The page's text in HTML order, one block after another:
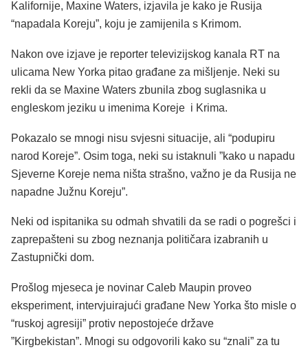
Kalifornije, Maxine Waters, izjavila je kako je Rusija
“napadala Koreju”, koju je zamijenila s Krimom.
Nakon ove izjave je reporter televizijskog kanala RT na
ulicama New Yorka pitao građane za mišljenje. Neki su
rekli da se Maxine Waters zbunila zbog suglasnika u
engleskom jeziku u imenima Koreje i Krima.
Pokazalo se mnogi nisu svjesni situacije, ali “podupiru
narod Koreje”. Osim toga, neki su istaknuli ”kako u napadu
Sjeverne Koreje nema ništa strašno, važno je da Rusija ne
napadne Južnu Koreju”.
Neki od ispitanika su odmah shvatili da se radi o pogrešci i
zaprepašteni su zbog neznanja političara izabranih u
Zastupnički dom.
Prošlog mjeseca je novinar Caleb Maupin proveo
eksperiment, intervjuirajući građane New Yorka što misle o
“ruskoj agresiji” protiv nepostojeće države
”Kirgbekistan”. Mnogi su odgovorili kako su “znali” za tu